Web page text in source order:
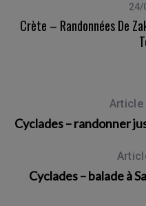
24/
Crète – Randonnées De
Article
Cyclades – randonner
Cyclades – balade à